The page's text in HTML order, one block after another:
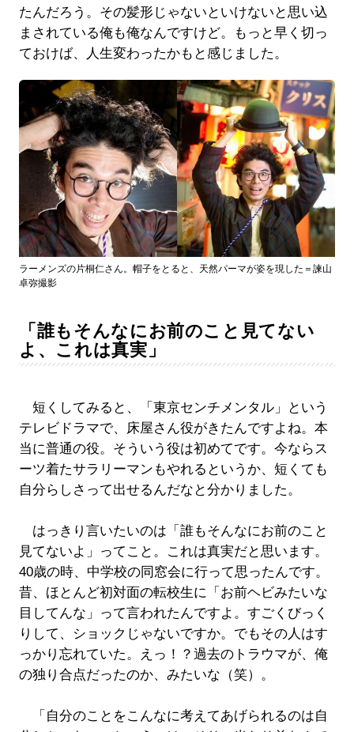
たんだろう。その髪形じゃないといけないと思い込
まされている俺も俺なんですけど。もっと早く切っ
ておけば、人生変わったかもと感じました。
ラーメンズの片桐仁さん。帽子をとると、天然パーマが姿を現した＝諫山
卓弥撮影
「誰もそんなにお前のこと見てない
よ、これは真実」
短くしてみると、「東京センチメンタル」という
テレビドラマで、床屋さん役がきたんですよね。本
当に普通の役。そういう役は初めてです。今ならス
ーツ着たサラリーマンもやれるというか、短くても
自分らしさって出せるんだなと分かりました。
はっきり言いたいのは「誰もそんなにお前のこと
見てないよ」ってこと。これは真実だと思います。
40歳の時、中学校の同窓会に行って思ったんです。
昔、ほとんど初対面の転校生に「お前ヘビみたいな
目してんな」って言われたんですよ。すごくびっく
りして、ショックじゃないですか。でもその人はす
っかり忘れていた。えっ！？過去のトラウマが、俺
の独り合点だったのか、みたいな（笑）。
「自分のことをこんなに考えてあげられるのは自